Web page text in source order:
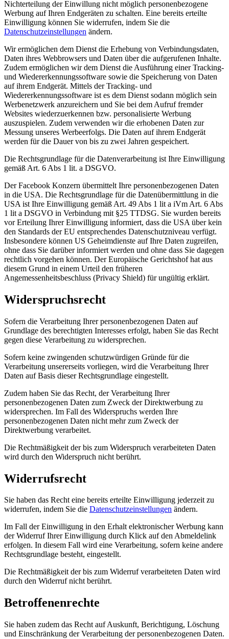
Nichterteilung der Einwillung nicht möglich personenbezogene
Werbung auf Ihren Endgeräten zu schalten. Eine bereits erteilte
Einwilligung können Sie widerrufen, indem Sie die
Datenschutzeinstellungen ändern.
Wir ermöglichen dem Dienst die Erhebung von Verbindungsdaten,
Daten ihres Webbrowsers und Daten über die aufgerufenen Inhalte.
Zudem ermöglichen wir dem Dienst die Ausführung einer Tracking-
und Wiedererkennungssoftware sowie die Speicherung von Daten
auf ihrem Endgerät. Mittels der Tracking- und
Wiedererkennungssoftware ist es dem Dienst sodann möglich sein
Werbenetzwerk anzureichern und Sie bei dem Aufruf fremder
Websites wiederzuerkennen bzw. personalisierte Werbung
auszuspielen. Zudem verwenden wir die erhobenen Daten zur
Messung unseres Werbeerfolgs. Die Daten auf ihrem Endgerät
werden für die Dauer von bis zu zwei Jahren gespeichert.
Die Rechtsgrundlage für die Datenverarbeitung ist Ihre Einwilligung
gemäß Art. 6 Abs 1 lit. a DSGVO.
Der Facebook Konzern übermittelt Ihre personenbezogenen Daten
in die USA. Die Rechtsgrundlage für die Datenübermittlung in die
USA ist Ihre Einwilligung gemäß Art. 49 Abs 1 lit a iVm Art. 6 Abs
1 lit a DSGVO in Verbindung mit §25 TTDSG. Sie wurden bereits
vor Erteilung Ihrer Einwilligung informiert, dass die USA über kein
den Standards der EU entsprechendes Datenschutzniveau verfügt.
Insbesondere können US Geheimdienste auf Ihre Daten zugreifen,
ohne dass Sie darüber informiert werden und ohne dass Sie dagegen
rechtlich vorgehen können. Der Europäische Gerichtshof hat aus
diesem Grund in einem Urteil den früheren
Angemessenheitsbeschluss (Privacy Shield) für ungültig erklärt.
Widerspruchsrecht
Sofern die Verarbeitung Ihrer personenbezogenen Daten auf
Grundlage des berechtigten Interesses erfolgt, haben Sie das Recht
gegen diese Verarbeitung zu widersprechen.
Sofern keine zwingenden schutzwürdigen Gründe für die
Verarbeitung unsererseits vorliegen, wird die Verarbeitung Ihrer
Daten auf Basis dieser Rechtsgrundlage eingestellt.
Zudem haben Sie das Recht, der Verarbeitung Ihrer
personenbezogenen Daten zum Zweck der Direktwerbung zu
widersprechen. Im Fall des Widerspruchs werden Ihre
personenbezogenen Daten nicht mehr zum Zweck der
Direktwerbung verarbeitet.
Die Rechtmäßigkeit der bis zum Widerspruch verarbeiteten Daten
wird durch den Widerspruch nicht berührt.
Widerrufsrecht
Sie haben das Recht eine bereits erteilte Einwilligung jederzeit zu
widerrufen, indem Sie die Datenschutzeinstellungen ändern.
Im Fall der Einwilligung in den Erhalt elektronischer Werbung kann
der Widerruf Ihrer Einwilligung durch Klick auf den Abmeldelink
erfolgen. In diesem Fall wird eine Verarbeitung, sofern keine andere
Rechtsgrundlage besteht, eingestellt.
Die Rechtmäßigkeit der bis zum Widerruf verarbeiteten Daten wird
durch den Widerruf nicht berührt.
Betroffenenrechte
Sie haben zudem das Recht auf Auskunft, Berichtigung, Löschung
und Einschränkung der Verarbeitung der personenbezogenen Daten.